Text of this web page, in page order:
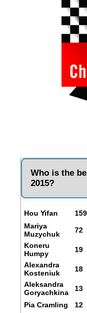
Who is the
2015?
Hou Yifan 159
Mariya
Muzychuk
72
Koneru
Humpy
19
Alexandra
Kosteniuk
18
Aleksandra
Goryachkina
13
Pia Cramling
12